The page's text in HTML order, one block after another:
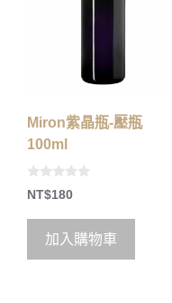
Miron紫晶瓶-壓瓶
100ml
0
o
5
NT$180
加入購物車